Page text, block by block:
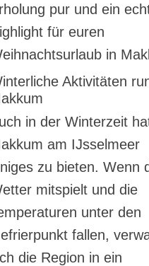
pur und ein
für euren
in
Aktivitäten
in der Winterzeit
am IJsselmeer
zu bieten. Wenn
mitspielt und die
unter den
fallen,
die Region in ein